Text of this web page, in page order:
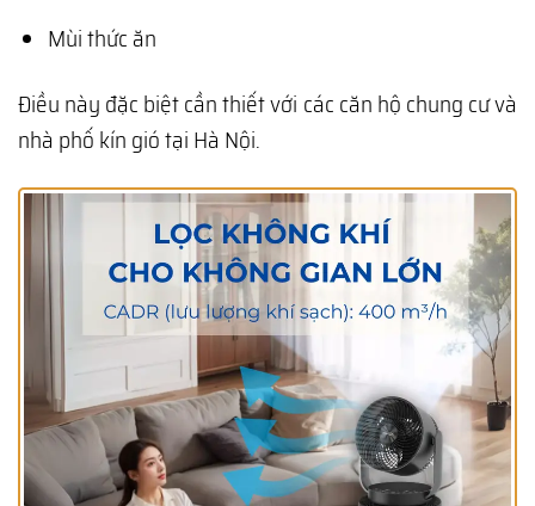
Mùi thức ăn
Điều này đặc biệt cần thiết với các căn hộ chung cư và
nhà phố kín gió tại Hà Nội.